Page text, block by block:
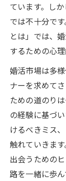
ています。し
では不十分で
とは」では、
するための心
婚活市場は多
ナーを求めて
ための道のり
の経験に基づ
けるべきミス
触れていきま
出会うための
路を一緒に歩ん